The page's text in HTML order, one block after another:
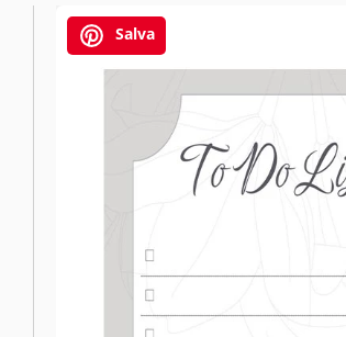
Salva